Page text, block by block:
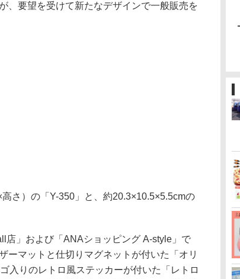
、要望を受けて新たなデザインで一般販売を
さ）の「Y-350」と、約20.3×10.5×5.5cmの
店」および「ANAショッピング A-style」で
ーマットと仕切りマグネットが付いた「オリ
入りのレトロ風ステッカーが付いた「レトロ